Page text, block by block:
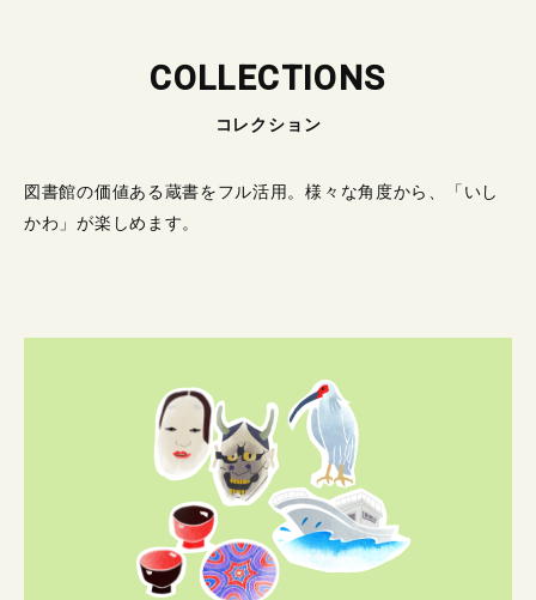
COLLECTIONS
コレクション
図書館の価値ある蔵書をフル活用。様々な角度から、「いし
かわ」が楽しめます。